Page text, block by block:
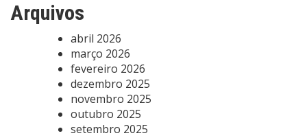
Arquivos
abril 2026
março 2026
fevereiro 2026
dezembro 2025
novembro 2025
outubro 2025
setembro 2025